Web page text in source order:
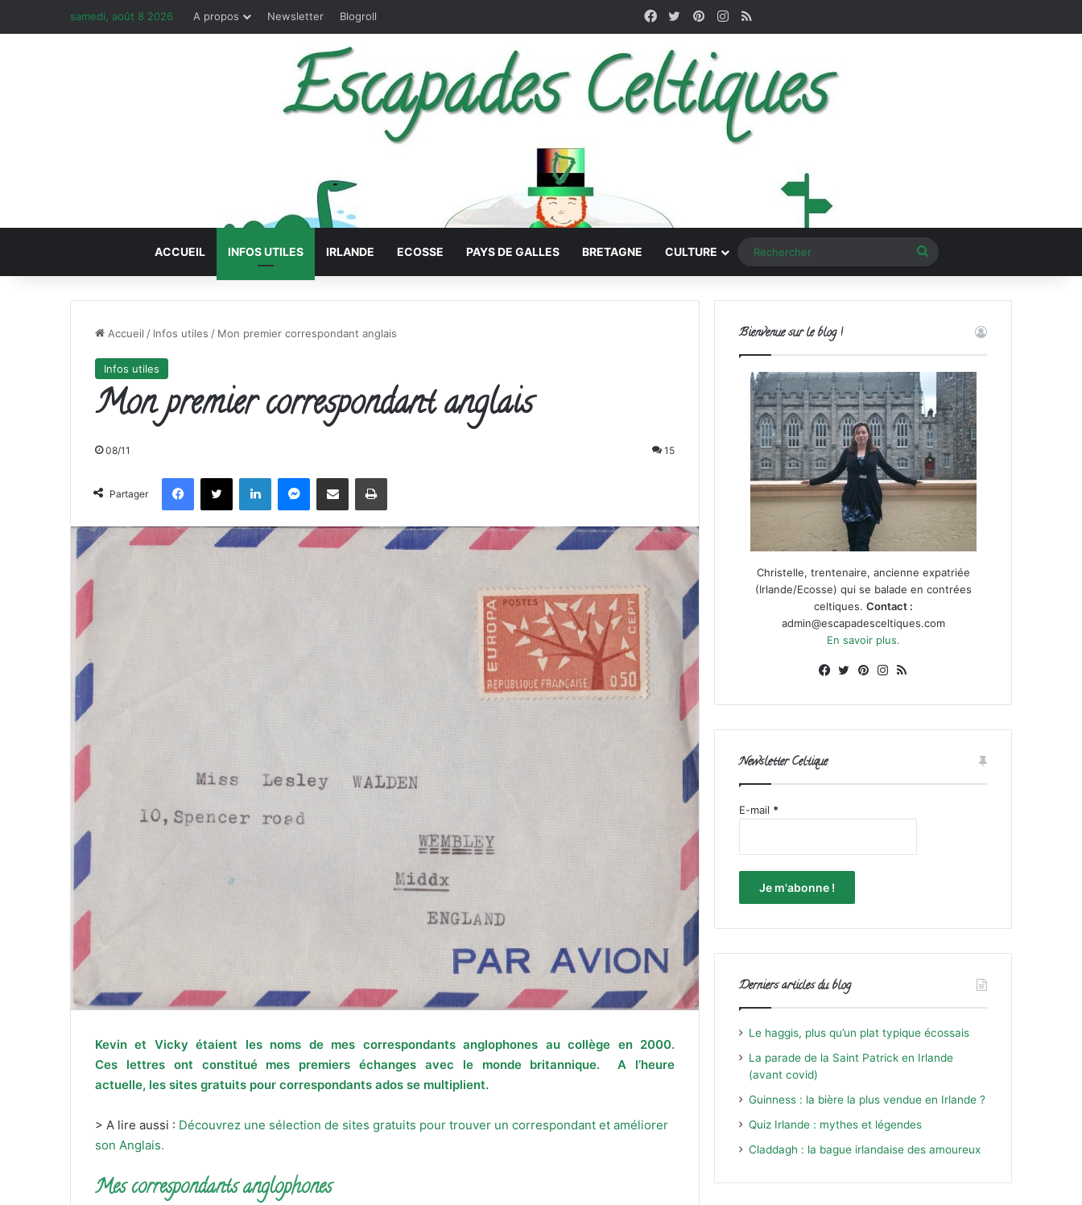
samedi, août 8 2026 A propos Newsletter Blogroll FacebookPinterestInstagram
RSS
ACCUEIL INFOS UTILES IRLANDE ECOSSE PAYS DE GALLES BRETAGNE CULTURE
Accueil / Infos utiles / Mon premier correspondant anglais
Infos utiles
Mon premier correspondant anglais
08/11 15
Partager
Facebook
X LinkedinMessenger
Partager par email Imprimer
Kevin et Vicky étaient les noms de mes correspondants anglophones au collège en 2000.
Ces lettres ont constitué mes premiers échanges avec le monde britannique. A l’heure
actuelle, les sites gratuits pour correspondants ados se multiplient.
> A lire aussi : Découvrez une sélection de sites gratuits pour trouver un correspondant et améliorer
son Anglais.
Mes correspondants anglophones
Bienvenue sur le blog !
Christelle, trentenaire, ancienne expatriée
(Irlande/Ecosse) qui se balade en contrées
celtiques. Contact :
admin@escapadesceltiques.com
En savoir plus.
Facebook
X PinterestInstagram
Newsletter Celtique
E-mail *
Derniers articles du blog
Le haggis, plus qu’un plat typique écossais
La parade de la Saint Patrick en Irlande
(avant covid)
Guinness : la bière la plus vendue en Irlande ?
Quiz Irlande : mythes et légendes
Claddagh : la bague irlandaise des amoureux